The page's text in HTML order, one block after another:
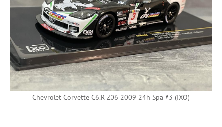
Chevrolet Corvette C6.R Z06 2009 24h Spa #3 (IXO)